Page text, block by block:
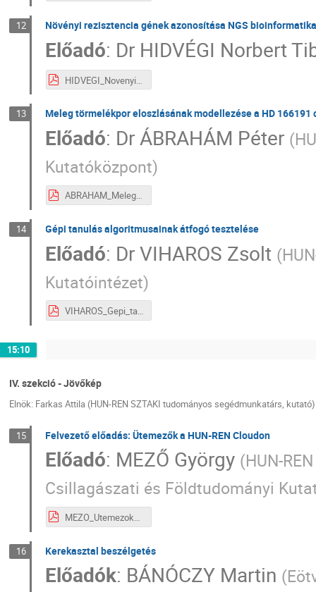
12 Növényi rezisztencia gének azonosítása NGS
Előadó: Dr HIDVÉGI Norbert
HIDVEGI_Novenyi_rezisztencia_genek_III_3.pdf
13 Meleg törmelékpor eloszlásának modellezése a HD
Előadó: DrÁBRAHÁM Péter (
Kutatóközpont)
ABRAHAM_Meleg_tormelekpor_III_4.pdf
14 Gépi tanulás algoritmusainak átfogó tesztelése
Előadó: DrVIHAROS Zsolt (
Kutatóintézet)
VIHAROS_Gepi_tanulas_III_5.pdf
15:10
IV. szekció - Jövőkép
Elnök: Farkas Attila (HUN-REN SZTAKI tudományos segédmunkatárs, kutató)
15 Felvezető előadás: Ütemezők a HUN-REN Cloudon
Előadó: MEZŐ György (HUN-
Csillagászati és Földtudományi
MEZO_Utemezok_4sz-1e.pdf
16 Kerekasztal beszélgetés
Előadók: BÁNÓCZY Martin (